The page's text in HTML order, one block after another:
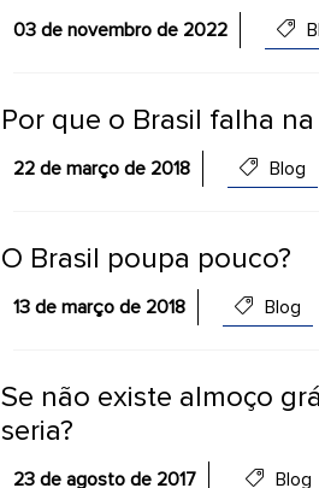
03 de novembro de 2022
Por que o Brasil falha
22 de março de 2018 Blog
O Brasil poupa pouco?
13 de março de 2018 Blog
Se não existe almoço
seria?
23 de agosto de 2017 Blog